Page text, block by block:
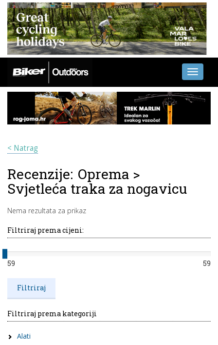
Toggle
< Natrag
Recenzije: Oprema >
Svjetleća traka za nogavicu
Nema rezultata za prikaz
Filtriraj prema cijeni:
59 59
Filtriraj prema kategoriji
Alati